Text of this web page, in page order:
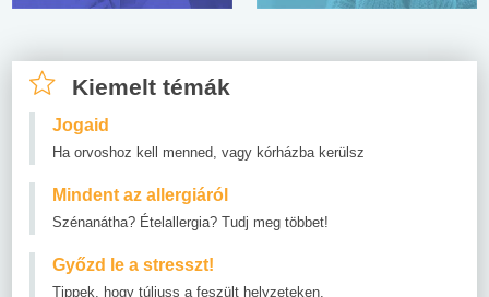
Kiemelt témák
Jogaid
Ha orvoshoz kell menned, vagy kórházba kerülsz
Mindent az allergiáról
Szénanátha? Ételallergia? Tudj meg többet!
Győzd le a stresszt!
Tippek, hogy túljuss a feszült helyzeteken.